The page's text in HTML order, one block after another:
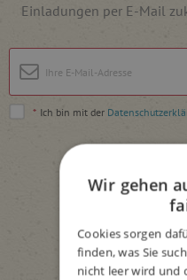
Einladungen per E-Mail
* Ich bin mit der
Wir gehen
Cookies sorgen
finden, was Sie
nicht leer wird und